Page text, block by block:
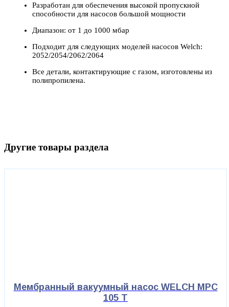
Разработан для обеспечения высокой пропускной
способности для насосов большой мощности
Диапазон: от 1 до 1000 мбар
Подходит для следующих моделей насосов Welch:
2052/2054/2062/2064
Все детали, контактирующие с газом, изготовлены из
полипропилена.
Другие товары раздела
Мембранный вакуумный насос WELCH MPC
105 T